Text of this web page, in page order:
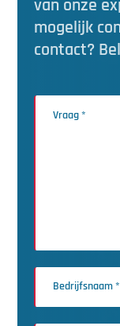
van onze
mogelijk
contact?